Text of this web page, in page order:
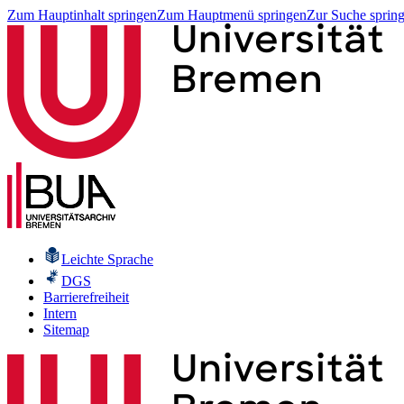
Zum Hauptinhalt springenZum Hauptmenü springenZur Suche
Leichte Sprache
DGS
Barrierefreiheit
Intern
Sitemap